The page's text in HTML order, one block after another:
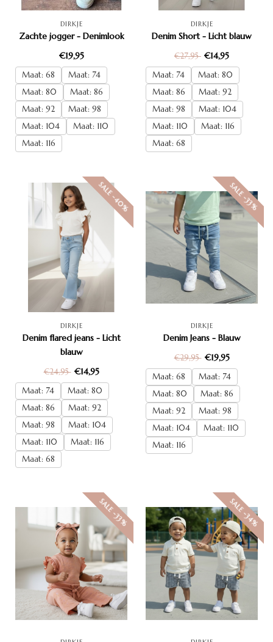
DIRKJE
Zachte jogger - Denimlook
€19,95
Maat: 68
Maat: 74
Maat: 80
Maat: 86
Maat: 92
Maat: 98
Maat: 104
Maat: 110
Maat: 116
DIRKJE
Denim Short - Licht blauw
€27,95 €14,95
Maat: 74
Maat: 80
Maat: 86
Maat: 92
Maat: 98
Maat: 104
Maat: 110
Maat: 116
Maat: 68
SALE -40%
DIRKJE
Denim flared jeans - Licht
blauw
€24,95 €14,95
Maat: 74
Maat: 80
Maat: 86
Maat: 92
Maat: 98
Maat: 104
Maat: 110
Maat: 116
Maat: 68
SALE -33%
DIRKJE
Denim Jeans - Blauw
€29,95 €19,95
Maat: 68
Maat: 74
Maat: 80
Maat: 86
Maat: 92
Maat: 98
Maat: 104
Maat: 110
Maat: 116
SALE -33% SALE -34%